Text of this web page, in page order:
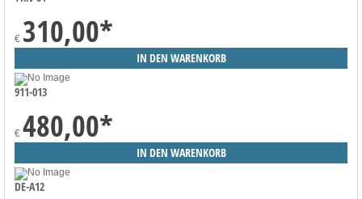
€ 310,00*
911-013
€ 480,00*
DE-A12